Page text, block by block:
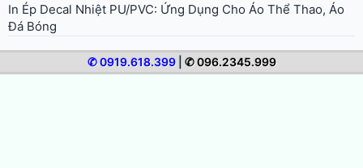
✆ 0919.618.399| ✆ 096.2345.999
In Ép Decal Nhiệt PU/PVC: Ứng Dụng Cho Áo Thể Thao, Áo
Đá Bóng